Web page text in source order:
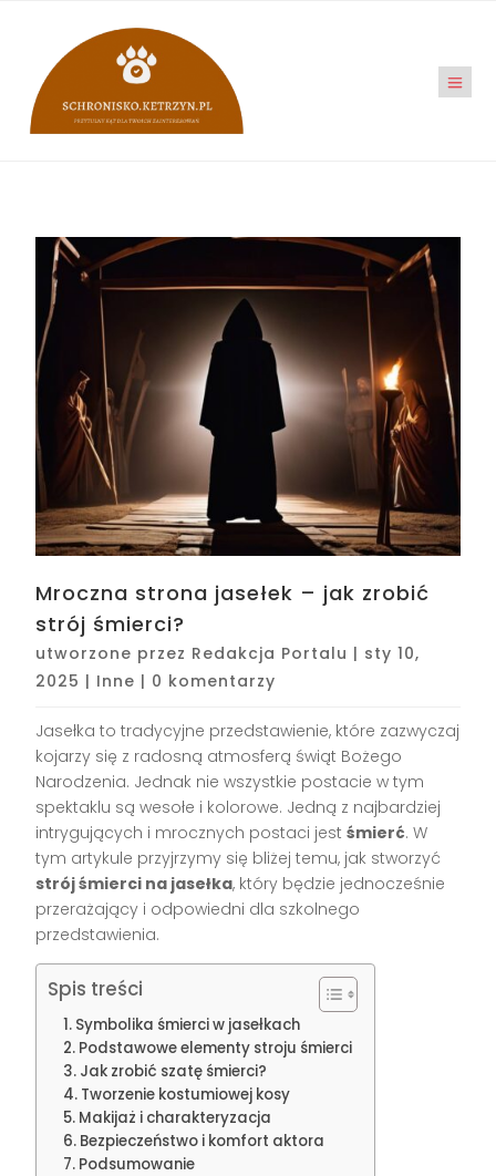
Mroczna strona jasełek – jak zrobić
strój śmierci?
utworzone przez Redakcja Portalu | sty 10,
2025 | Inne | 0 komentarzy
Jasełka to tradycyjne przedstawienie, które zazwyczaj
kojarzy się z radosną atmosferą świąt Bożego
Narodzenia. Jednak nie wszystkie postacie w tym
spektaklu są wesołe i kolorowe. Jedną z najbardziej
intrygujących i mrocznych postaci jestśmierć. W
tym artykule przyjrzymy się bliżej temu, jak stworzyć
strój śmierci na jasełka, który będzie jednocześnie
przerażający i odpowiedni dla szkolnego
przedstawienia.
Spis treści
Symbolika śmierci w jasełkach
Podstawowe elementy stroju śmierci
Jak zrobić szatę śmierci?
Tworzenie kostumiowej kosy
Makijaż i charakteryzacja
Bezpieczeństwo i komfort aktora
Podsumowanie